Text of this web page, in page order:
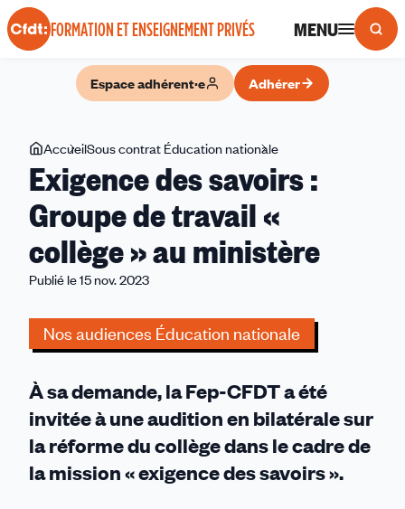
Panneau de gestion des cookies
FORMATION ET ENSEIGNEMENT PRIVÉS MENU
Espace adhérent·e Adhérer
Vous
êtes
ici
AccueilSous contrat Éducation nationale
des
:
Groupe
de
collège
»
ministère
Exigence des savoirs :
Groupe de travail «
collège » au ministère
Publié le 15 nov. 2023
Nos audiences Éducation nationale
À sa demande, la Fep-CFDT a été
invitée à une audition en bilatérale sur
la réforme du collège dans le cadre de
la mission « exigence des savoirs ».